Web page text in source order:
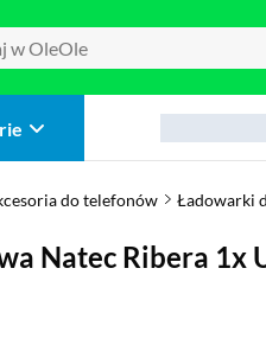
do telefonów Ładowarki
Natec Ribera 1x